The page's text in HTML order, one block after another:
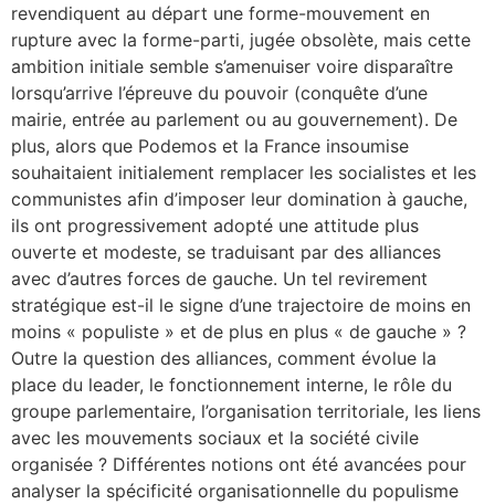
revendiquent au départ une forme-mouvement en
rupture avec la forme-parti, jugée obsolète, mais cette
ambition initiale semble s’amenuiser voire disparaître
lorsqu’arrive l’épreuve du pouvoir (conquête d’une
mairie, entrée au parlement ou au gouvernement). De
plus, alors que Podemos et la France insoumise
souhaitaient initialement remplacer les socialistes et les
communistes afin d’imposer leur domination à gauche,
ils ont progressivement adopté une attitude plus
ouverte et modeste, se traduisant par des alliances
avec d’autres forces de gauche. Un tel revirement
stratégique est-il le signe d’une trajectoire de moins en
moins « populiste » et de plus en plus « de gauche » ?
Outre la question des alliances, comment évolue la
place du leader, le fonctionnement interne, le rôle du
groupe parlementaire, l’organisation territoriale, les liens
avec les mouvements sociaux et la société civile
organisée ? Différentes notions ont été avancées pour
analyser la spécificité organisationnelle du populisme